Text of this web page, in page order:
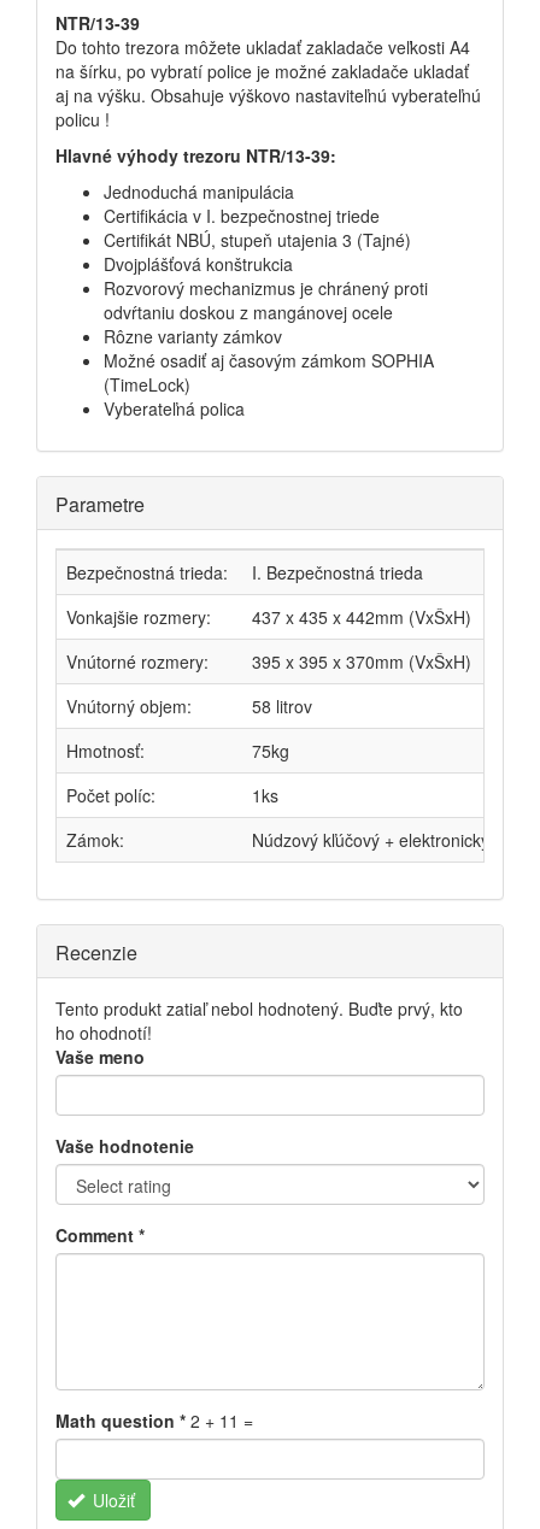
NTR/13-39
Do tohto trezora môžete ukladať zakladače veľkosti A4
na šírku, po vybratí police je možné zakladače ukladať
aj na výšku. Obsahuje výškovo nastaviteľnú vyberateľnú
policu !
Hlavné výhody trezoru NTR/13-39:
Jednoduchá manipulácia
Certifikácia v I. bezpečnostnej triede
Certifikát NBÚ, stupeň utajenia 3 (Tajné)
Dvojplášťová konštrukcia
Rozvorový mechanizmus je chránený proti
odvŕtaniu doskou z mangánovej ocele
Rôzne varianty zámkov
Možné osadiť aj časovým zámkom SOPHIA
(TimeLock)
Vyberateľná polica
Parametre
Bezpečnostná trieda:
I. Bezpečnostná trieda
Vonkajšie rozmery:
437 x 435 x 442mm (VxŠxH)
Vnútorné rozmery:
395 x 395 x 370mm (VxŠxH)
Vnútorný objem:
58 litrov
Hmotnosť:
75kg
Počet políc:
1ks
Zámok:
Núdzový kľúčový + elektronický
Recenzie
Tento produkt zatiaľ nebol hodnotený. Buďte prvý, kto
ho ohodnotí!
Vaše meno
Vaše hodnotenie
Comment *
Math question * 2 + 11 =
Uložiť